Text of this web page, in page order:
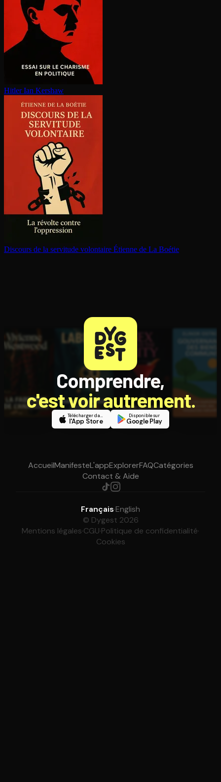
Hitler Ian Kershaw
Discours de la servitude volontaire Étienne de La Boétie
Comprendre,
c'est voir autrement.
Télécharger dans
l'App Store
Disponible sur
Google Play
AccueilManifesteL'appExplorerFAQCatégories
Contact & Aide
Français·English
© Dygest 2026
Mentions légales·CGU·Politique de confidentialité·
Cookies